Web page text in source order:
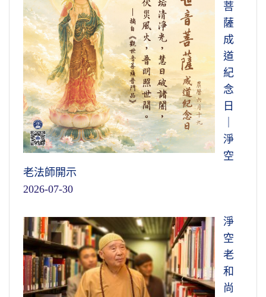
菩
薩
成
道
紀
念
日
淨
空
老法師開示
2026-07-30
淨
空
老
和
尚